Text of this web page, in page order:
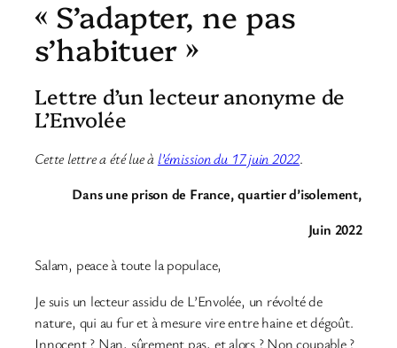
« S’adapter, ne pas
s’habituer »
Lettre d’un lecteur anonyme de
L’Envolée
Cette lettre a été lue à l’émission du 17 juin 2022.
Dans une prison de France, quartier d’isolement,
Juin 2022
Salam, peace à toute la populace,
Je suis un lecteur assidu de L’Envolée, un révolté de
nature, qui au fur et à mesure vire entre haine et dégoût.
Innocent ? Nan, sûrement pas, et alors ? Non coupable ?